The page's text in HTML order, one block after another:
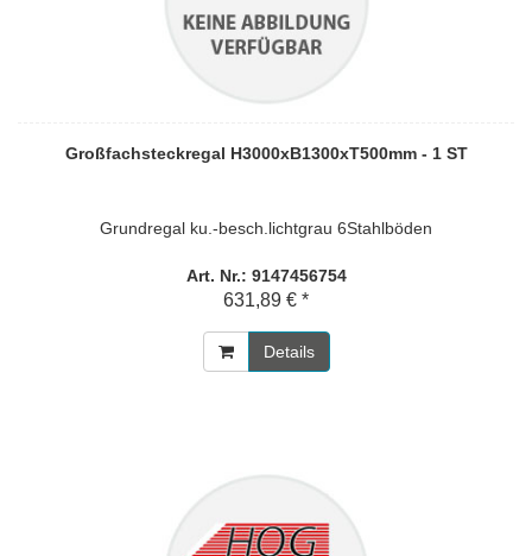
Großfachsteckregal H3000xB1300xT500mm - 1 ST
Grundregal ku.-besch.lichtgrau 6Stahlböden
Art. Nr.: 9147456754
631,89 € *
Details